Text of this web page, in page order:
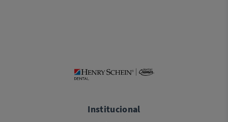
Institucional